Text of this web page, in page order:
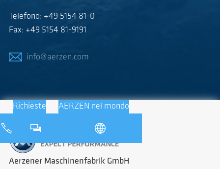
Telefono: +49 5154 81-0
Fax: +49 5154 81-9191
info@aerzen.com
Richieste AERZEN nel mondo
Aerzener Maschinenfabrik GmbH